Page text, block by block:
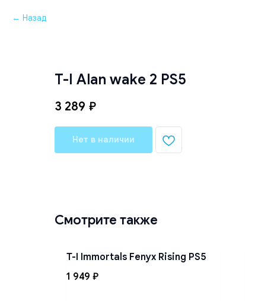
Назад
T-I Alan wake 2 PS5
3 289 ₽
Нет в наличии
Смотрите также
T-I Immortals Fenyx Rising PS5
1 949 ₽